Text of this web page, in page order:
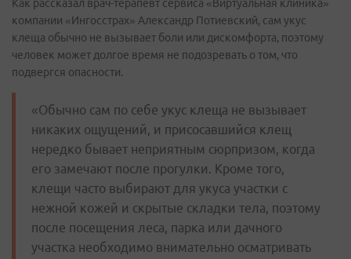
Как рассказал врач-терапевт сервиса «Виртуальная клиника»
компании «Ингосстрах» Александр Потиевский, сам укус
клеща обычно не вызывает боли или дискомфорта, поэтому
человек может долгое время не подозревать о том, что
подвергся опасности.
«Обычно сам по себе укус клеща не вызывает
никаких ощущений, и присосавшийся клещ
нередко бывает неприятным сюрпризом, когда
его замечают после прогулки. Кроме того,
клещи часто выбирают для укуса участки с
нежной кожей и скрытые складки тела, поэтому
после посещения леса, парка или дачного
участка необходимо внимательно осматривать